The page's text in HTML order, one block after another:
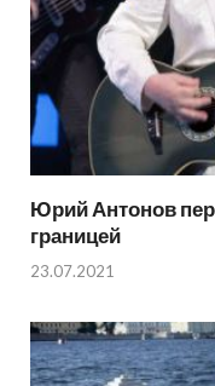
Юрий Антонов
границей
23.07.2021